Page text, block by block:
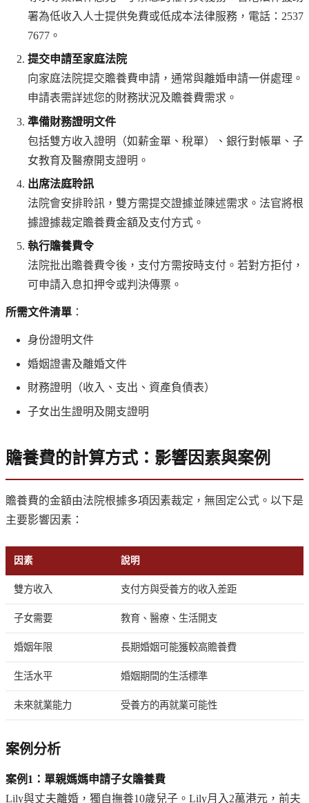
署為低收入人士提供免費或低成本法律服務，電話：2537
7677。
提交申請至家庭法院
向家庭法院提交贍養費申請，通常與離婚申請一併處理。
申請表需詳述您的財務狀況及贍養費需求。
準備財務證明文件
包括雙方收入證明（如薪金單、稅單）、銀行對帳單、子
女教育及醫療開支證明。
出席法庭聆訊
法院會安排聆訊，雙方需提交證據並陳述需求。法官將根
據證據裁定贍養費金額及支付方式。
執行贍養費令
法院批出贍養費令後，支付方需按時支付。若對方拒付，
可申請入息扣押令或判決傳票。
所需文件清單 ：
身份證明文件
婚姻證書及離婚文件
財務證明（收入、支出、資產負債表）
子女出生證明及開支證明
贍養費的計算方式：影響因素與案例
贍養費的金額由法院根據多項因素裁定，無固定公式。以下是
主要影響因素：
因素 說明
雙方收入 支付方與受養方的收入差距
子女需要 教育、醫療、生活開支
婚姻年限 長期婚姻可能獲較高贍養費
生活水平 婚姻期間的生活標準
未來就業能力 受養方的再就業可能性
案例分析
案例1：單親媽媽申請子女贍養費
Lily與丈夫離婚，獨自撫養10歲兒子。Lily月入2萬港元，前夫